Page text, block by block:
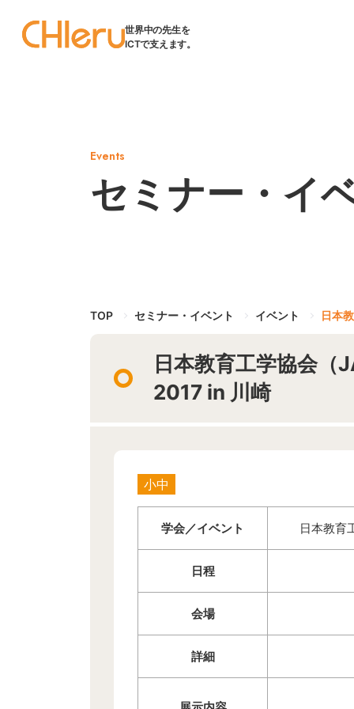
世界中の先生を
ICTで支えます。
Events
セミナー・イ
TOP セミナー・イベント イベント 日本
日本教育工学協会（
2017 in 川崎
小中
学会／イベント 日本教育
日程
会場
詳細